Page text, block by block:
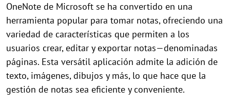
OneNote de Microsoft se ha convertido en una
herramienta popular para tomar notas, ofreciendo una
variedad de características que permiten a los
usuarios crear, editar y exportar notas—denominadas
páginas. Esta versátil aplicación admite la adición de
texto, imágenes, dibujos y más, lo que hace que la
gestión de notas sea eficiente y conveniente.